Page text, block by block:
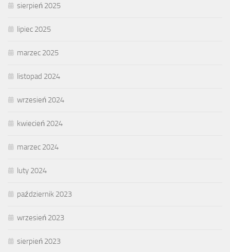
sierpień 2025
lipiec 2025
marzec 2025
listopad 2024
wrzesień 2024
kwiecień 2024
marzec 2024
luty 2024
październik 2023
wrzesień 2023
sierpień 2023